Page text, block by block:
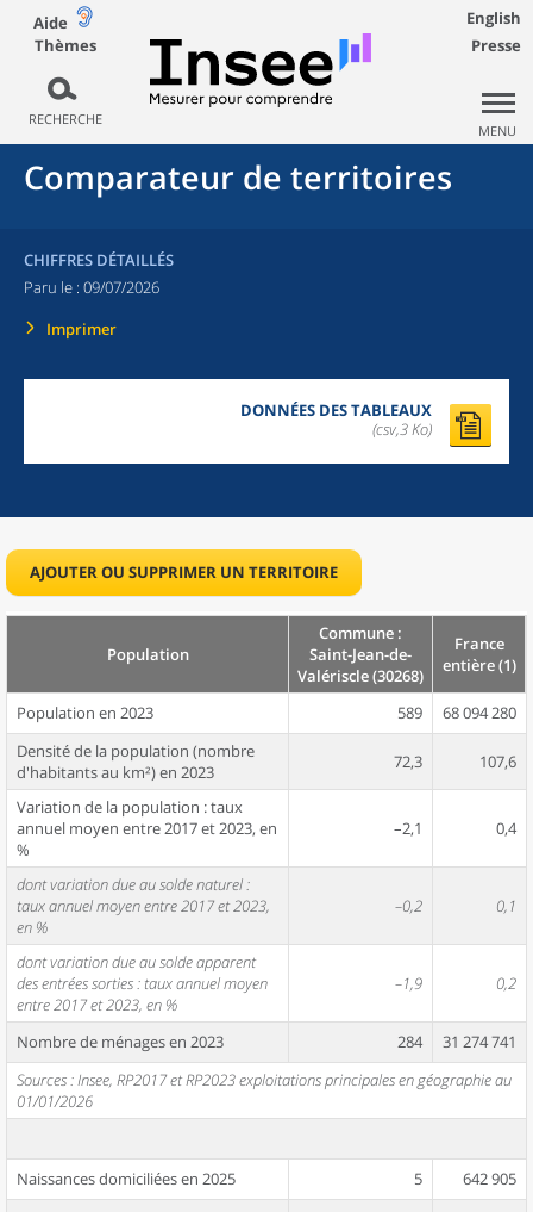
Aide
Thèmes
RECHERCHE
English
Presse
MENU
Comparateur de territoires
CHIFFRES DÉTAILLÉS
Paru le : 09/07/2026
Imprimer
DONNÉES DES TABLEAUX
(csv,3 Ko)
AJOUTER OU SUPPRIMER UN TERRITOIRE
Population
Commune :
Saint-Jean-de-
Valériscle (30268)
France
entière (1)
Population en 2023 589
68 094 280
Densité de la population (nombre
d'habitants au km²) en 2023
72,3 107,6
Variation de la population : taux
annuel moyen entre 2017 et 2023, en
%
–2,1 0,4
dont variation due au solde naturel :
taux annuel moyen entre 2017 et 2023,
en %
–0,2 0,1
dont variation due au solde apparent
des entrées sorties : taux annuel moyen
entre 2017 et 2023, en %
–1,9 0,2
Nombre de ménages en 2023 284
31 274 741
Sources : Insee, RP2017 et RP2023 exploitations principales en géographie au
01/01/2026
Naissances domiciliées en 2025 5
642 905